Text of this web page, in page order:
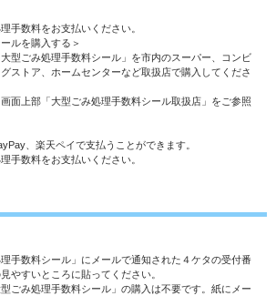
手数料をお支払いください。
ルを購入する＞
型ごみ処理手数料シール」を市内のスーパー、コンビ
ストア、ホームセンターなど取扱店で購入してくださ
面上部「大型ごみ処理手数料シール取扱店」をご参照
、楽天ペイで支払うことができます。
手数料をお支払いください。
手数料シール」にメールで通知された４ケタの受付番
やすいところに貼ってください。
ごみ処理手数料シール」の購入は不要です。紙にメー